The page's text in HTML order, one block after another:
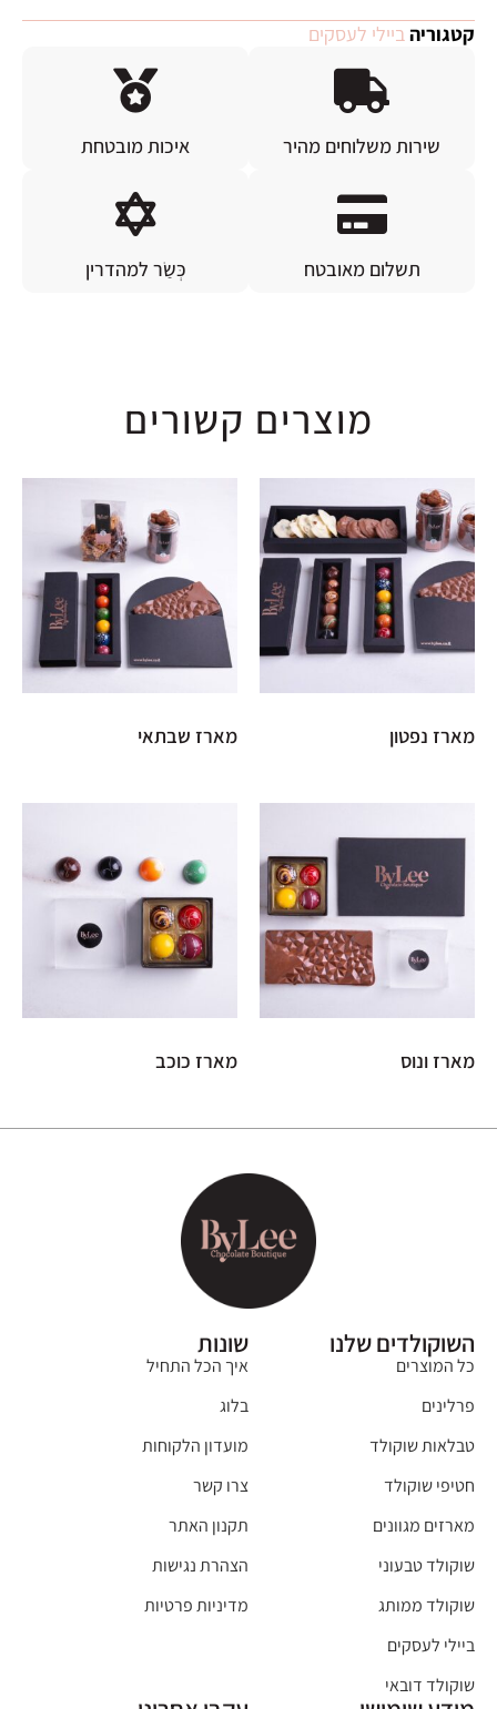
קטגוריהביילי לעסקים
שירות משלוחים מהיר איכות מובטחת
תשלום מאובטח כְּשַׂר למהדרין
מוצרים קשורים
מארז נפטון מארז שבתאי
מארז ונוס מארז כוכב
השוקולדים שלנו
כל המוצרים
פרלינים
טבלאות שוקולד
חטיפי שוקולד
מארזים מגוונים
שוקולד טבעוני
שוקולד ממותג
ביילי לעסקים
שוקולד דובאי
שונות
איך הכל התחיל
בלוג
מועדון הלקוחות
צרו קשר
תקנון האתר
הצהרת נגישות
מדיניות פרטיות